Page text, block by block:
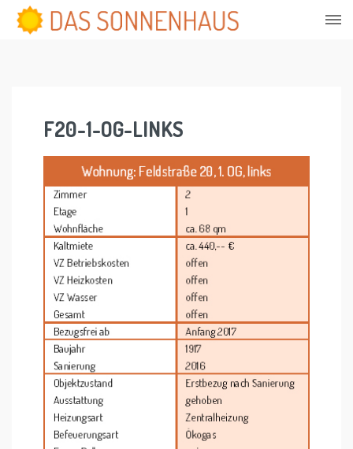
Skip
F20-1-OG-LINKS